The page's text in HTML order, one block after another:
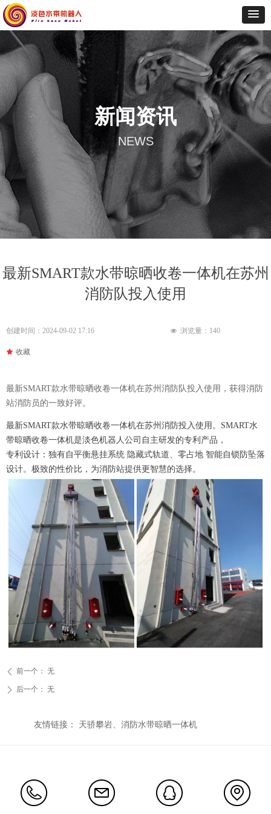
最新SMART款水带晾晒收卷一体机在苏州
消防队投入使用
最新SMART款水带晾晒收卷一体机在苏州消防投入使用。SMART水
带晾晒收卷一体机是淡色机器人公司自主研发的专利产品，
专利设计：独有自平衡悬挂系统 隐藏式轨道、零占地 智能自锁防坠落
设计。极致的性价比，为消防站提供更智慧的选择。
新闻资讯
NEWS
最新SMART款水带晾晒收卷一体机在苏州消防队投入使用，获得消防
站消防员的一致好评。
넶 浏览量： 140
끄 收藏
创建时间： 2024-09-02 17:16
ꄴ 前一个： 无
ꄲ 后一个： 无
友情链接： 天骄攀岩、消防水带晾晒一体机